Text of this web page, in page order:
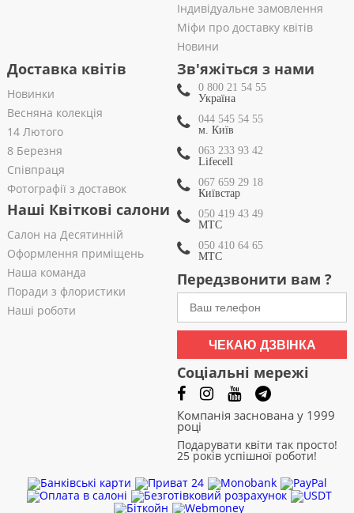
Індивідуальне замовлення
Міфи про доставку квітів
Новини
Доставка квітів
Новинки
Весняна колекція
14 Лютого
8 Березня
Співпраця
Фотографії з доставок
Наші Квіткові салони
Салон на Десятинній
Оформлення приміщень
Наша команда
Поради з флористики
Наші роботи
Зв'яжіться з нами
0 800 21 54 55
Україна
044 545 54 55
м. Київ
063 233 93 42
Lifecell
067 659 29 18
Київстар
050 419 43 49
МТС
050 410 64 65
МТС
Передзвонити вам ?
ЧЕКАЮ ДЗВІНКА
Соціальні мережі
Компанія заснована у 1999
році
Подарувати квіти так просто!
25 років успішної роботи!